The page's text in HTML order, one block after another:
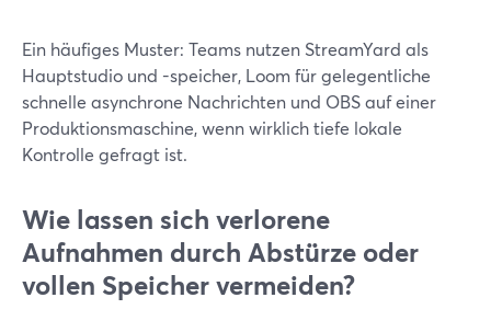
Ein häufiges Muster: Teams nutzen StreamYard als
Hauptstudio und -speicher, Loom für gelegentliche
schnelle asynchrone Nachrichten und OBS auf einer
Produktionsmaschine, wenn wirklich tiefe lokale
Kontrolle gefragt ist.
Wie lassen sich verlorene
Aufnahmen durch Abstürze oder
vollen Speicher vermeiden?